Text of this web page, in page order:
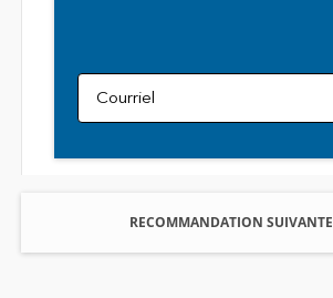
Courriel
RECOMMANDATION SUIVANTE